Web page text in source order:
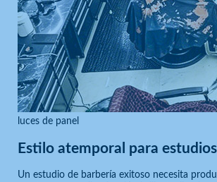
luces de panel
Estilo atemporal para
Un estudio de barbería exitoso necesita